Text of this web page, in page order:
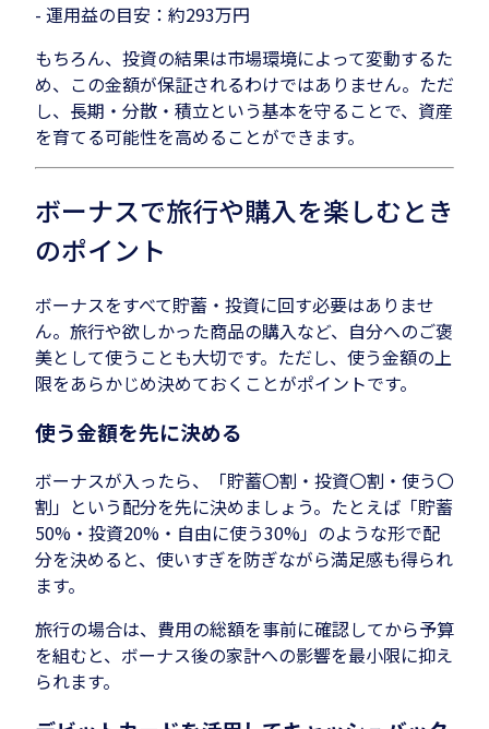
- 運用益の目安：約293万円
もちろん、投資の結果は市場環境によって変動するた
め、この金額が保証されるわけではありません。ただ
し、長期・分散・積立という基本を守ることで、資産
を育てる可能性を高めることができます。
ボーナスで旅行や購入を楽しむとき
のポイント
ボーナスをすべて貯蓄・投資に回す必要はありませ
ん。旅行や欲しかった商品の購入など、自分へのご褒
美として使うことも大切です。ただし、使う金額の上
限をあらかじめ決めておくことがポイントです。
使う金額を先に決める
ボーナスが入ったら、「貯蓄〇割・投資〇割・使う〇
割」という配分を先に決めましょう。たとえば「貯蓄
50%・投資20%・自由に使う30%」のような形で配
分を決めると、使いすぎを防ぎながら満足感も得られ
ます。
旅行の場合は、費用の総額を事前に確認してから予算
を組むと、ボーナス後の家計への影響を最小限に抑え
られます。